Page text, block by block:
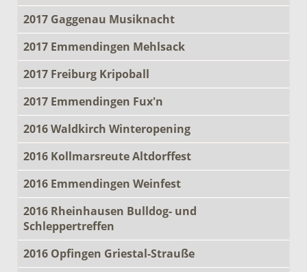
2017 Gaggenau Musiknacht
2017 Emmendingen Mehlsack
2017 Freiburg Kripoball
2017 Emmendingen Fux'n
2016 Waldkirch Winteropening
2016 Kollmarsreute Altdorffest
2016 Emmendingen Weinfest
2016 Rheinhausen Bulldog- und
Schleppertreffen
2016 Opfingen Griestal-Strauße